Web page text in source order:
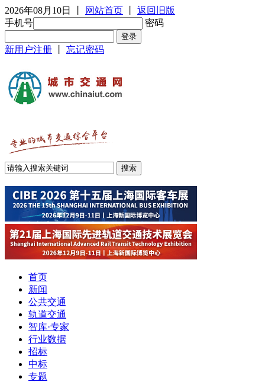
2026年08月10日 网站首页
返回旧版
手机号
密码
新用户注册 忘记密码
首页
新闻
公共交通
轨道交通
智库·专家
行业数据
招标
中标
专题